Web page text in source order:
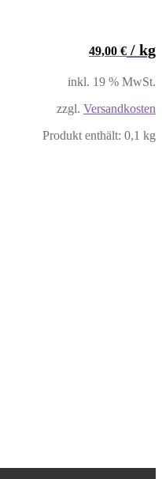
49,00 € / kg
inkl. 19 % MwSt.
zzgl. Versandkosten
Produkt enthält: 0,1 kg